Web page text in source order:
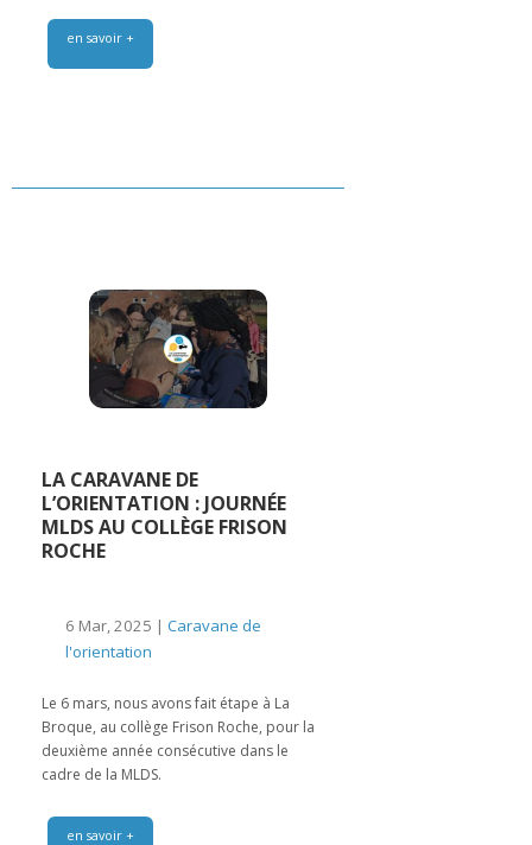
en savoir +
LA CARAVANE DE
L’ORIENTATION : JOURNÉE
MLDS AU COLLÈGE FRISON
ROCHE
6 Mar, 2025 | Caravane de
l'orientation
Le 6 mars, nous avons fait étape à La
Broque, au collège Frison Roche, pour la
deuxième année consécutive dans le
cadre de la MLDS.
en savoir +